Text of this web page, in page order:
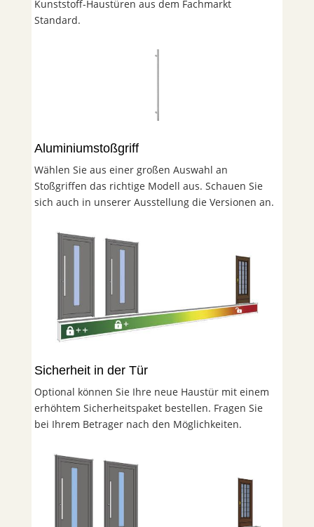
Kunststoff-Haustüren aus dem Fachmarkt
Standard.
Aluminiumstoßgriff
Wählen Sie aus einer großen Auswahl an
Stoßgriffen das richtige Modell aus. Schauen Sie
sich auch in unserer Ausstellung die Versionen an.
Sicherheit in der Tür
Optional können Sie Ihre neue Haustür mit einem
erhöhtem Sicherheitspaket bestellen. Fragen Sie
bei Ihrem Betrager nach den Möglichkeiten.